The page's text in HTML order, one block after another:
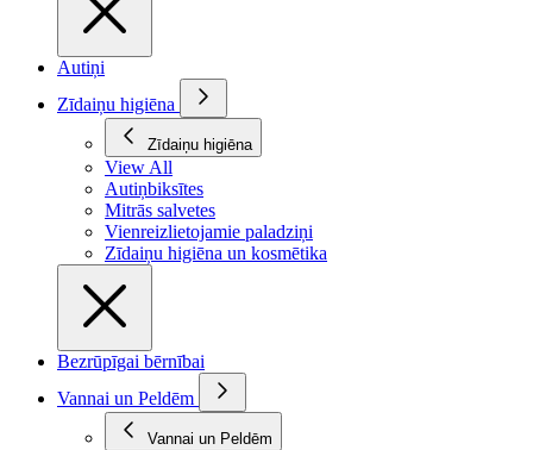
Autiņi
Zīdaiņu higiēna
Zīdaiņu higiēna
View All
Autiņbiksītes
Mitrās salvetes
Vienreizlietojamie paladziņi
Zīdaiņu higiēna un kosmētika
Bezrūpīgai bērnībai
Vannai un Peldēm
Vannai un Peldēm